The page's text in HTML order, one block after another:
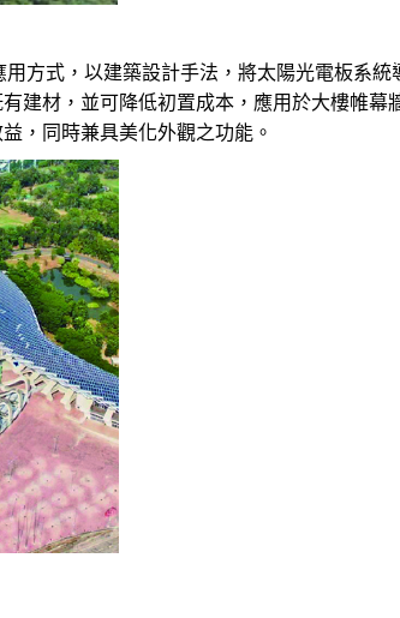
方式，以建築設計手法，將太陽光電板系統
建材，並可降低初置成本，應用於大樓帷幕
，同時兼具美化外觀之功能。